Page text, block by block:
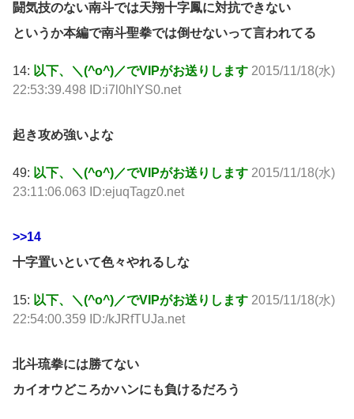
闘気技のない南斗では天翔十字鳳に対抗できない
というか本編で南斗聖拳では倒せないって言われてる
14: 以下、＼(^o^)／でVIPがお送りします 2015/11/18(水)
22:53:39.498 ID:i7l0hIYS0.net
起き攻め強いよな
49: 以下、＼(^o^)／でVIPがお送りします 2015/11/18(水)
23:11:06.063 ID:ejuqTagz0.net
>>14
十字置いといて色々やれるしな
15: 以下、＼(^o^)／でVIPがお送りします 2015/11/18(水)
22:54:00.359 ID:/kJRfTUJa.net
北斗琉拳には勝てない
カイオウどころかハンにも負けるだろう